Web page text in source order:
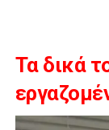
Τα δικά